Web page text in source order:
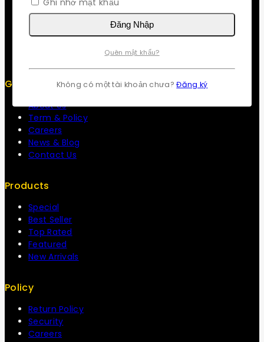
Contact us
About us
Get To Know Us
About Us
Term & Policy
Careers
News & Blog
Contact Us
Products
Special
Best Seller
Top Rated
Featured
New Arrivals
Policy
Return Policy
Security
Careers
Đăng Nhập
Quên mật khẩu?
Không có một tài khoản chưa?Đăng ký